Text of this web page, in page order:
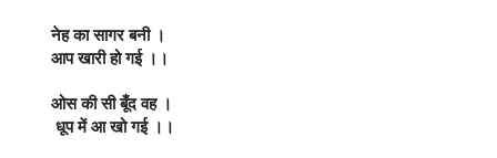
         नेह का सागर बनी ।
         आप खारी हो गई ।।
         ओस की सी बूँद वह ।
          धूप में आ खो गई ।।